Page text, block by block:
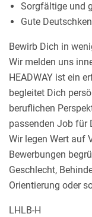
Sorgfältige und
Gute
Bewirb Dich in
Wir melden uns
HEADWAY ist ein
begleitet Dich
beruflichen
passenden Job für
Wir legen Wert auf
Bewerbungen
Geschlecht,
Orientierung oder
LHLB-H